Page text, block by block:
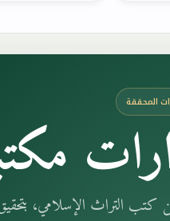
المحققة
كتب التراث الإسلامي،